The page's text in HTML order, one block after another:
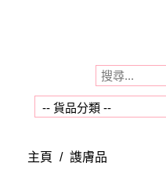
特價貨品
主頁 / 謢膚品